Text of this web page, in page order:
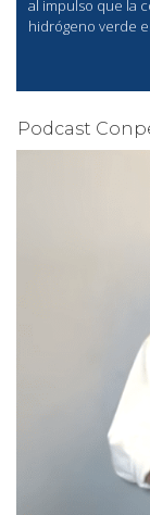
al impulso que la
hidrógeno verde
Podcast